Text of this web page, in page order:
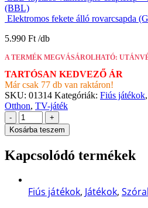
(BBL)
Elektromos fekete álló rovarcsapda
5.990 Ft
A TERMÉK MEGVÁSÁROLHATÓ:
TARTÓSAN KEDVEZŐ ÁR
Már csak 77 db van raktáron!
SKU: 01314 Kategóriák: Fiús játékok,
Otthon, TV-játék
-
+
Kosárba teszem
Kapcsolódó termékek
Fiús játékok, Játékok,